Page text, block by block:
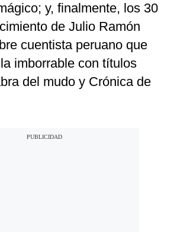
y, finalmente, los 30
de Julio Ramón
cuentista peruano que
imborrable con títulos
del mudo y Crónica de